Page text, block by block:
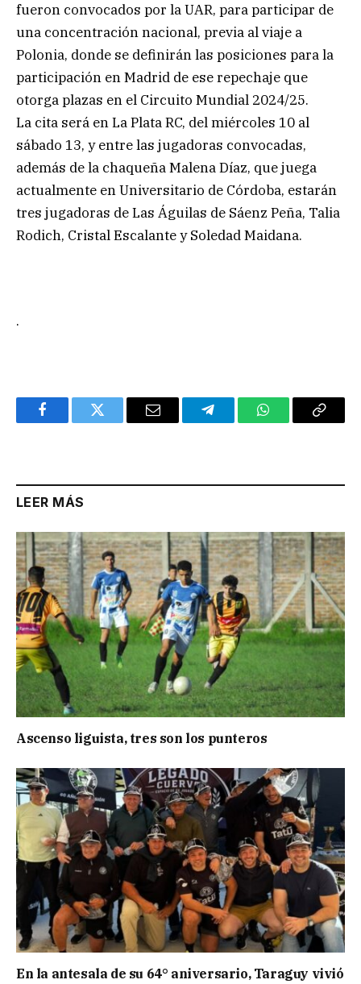
fueron convocados por la UAR, para participar de
una concentración nacional, previa al viaje a
Polonia, donde se definirán las posiciones para la
participación en Madrid de ese repechaje que
otorga plazas en el Circuito Mundial 2024/25.
La cita será en La Plata RC, del miércoles 10 al
sábado 13, y entre las jugadoras convocadas,
además de la chaqueña Malena Díaz, que juega
actualmente en Universitario de Córdoba, estarán
tres jugadoras de Las Águilas de Sáenz Peña, Talia
Rodich, Cristal Escalante y Soledad Maidana.
.
FacebookTwitter Email TelegramWhatsAppCopy
LEER MÁS
Ascenso liguista, tres son los punteros
En la antesala de su 64° aniversario, Taraguy vivió